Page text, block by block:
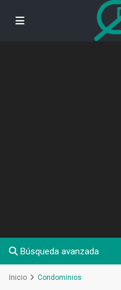
Búsqueda avanzada
Inicio Condominios